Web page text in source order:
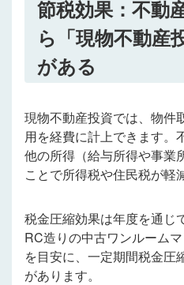
節税効果：不動
ら「現物不動産
がある
現物不動産投資では、 物件
用を経費に計上できます。
他の所得（給与所得や事業
ことで所得税や住民税が軽
税金圧縮効果は年度を通じ
RC造りの中古ワンルーム
を目安に、一定期間税金圧
があります。